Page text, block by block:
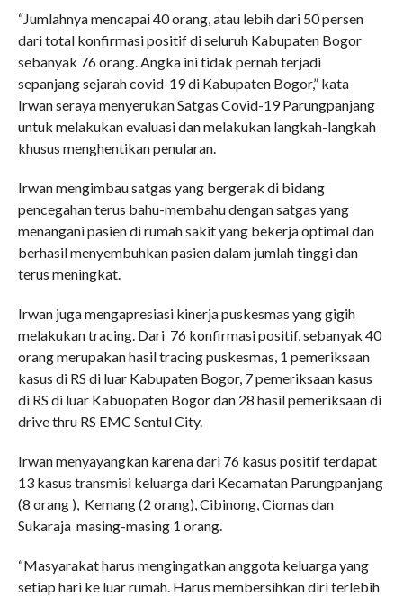
“Jumlahnya mencapai 40 orang, atau lebih dari 50 persen
dari total konfirmasi positif di seluruh Kabupaten Bogor
sebanyak 76 orang. Angka ini tidak pernah terjadi
sepanjang sejarah covid-19 di Kabupaten Bogor,” kata
Irwan seraya menyerukan Satgas Covid-19 Parungpanjang
untuk melakukan evaluasi dan melakukan langkah-langkah
khusus menghentikan penularan.
Irwan mengimbau satgas yang bergerak di bidang
pencegahan terus bahu-membahu dengan satgas yang
menangani pasien di rumah sakit yang bekerja optimal dan
berhasil menyembuhkan pasien dalam jumlah tinggi dan
terus meningkat.
Irwan juga mengapresiasi kinerja puskesmas yang gigih
melakukan tracing. Dari 76 konfirmasi positif, sebanyak 40
orang merupakan hasil tracing puskesmas, 1 pemeriksaan
kasus di RS di luar Kabupaten Bogor, 7 pemeriksaan kasus
di RS di luar Kabuopaten Bogor dan 28 hasil pemeriksaan di
drive thru RS EMC Sentul City.
Irwan menyayangkan karena dari 76 kasus positif terdapat
13 kasus transmisi keluarga dari Kecamatan Parungpanjang
(8 orang ), Kemang (2 orang), Cibinong, Ciomas dan
Sukaraja masing-masing 1 orang.
“Masyarakat harus mengingatkan anggota keluarga yang
setiap hari ke luar rumah. Harus membersihkan diri terlebih